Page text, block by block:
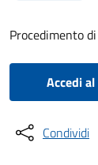
Procedimento
Accedi
Condividi